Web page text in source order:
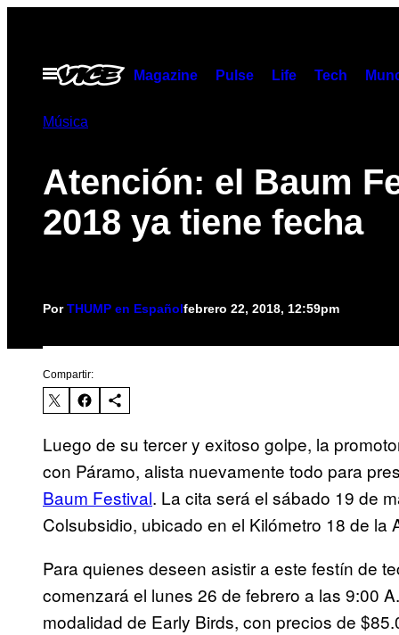
contenido
Abrir
Menú
Magazine Pulse Life Tech
Música
Atención: el Baum
2018 ya tiene fecha
PorTHUMP en Españolfebrero 22, 2018, 12:59pm
Compartir:
Luego de su tercer y exitoso golpe, la
con Páramo, alista nuevamente todo para
Baum Festival. La cita será el sábado 19 de
Colsubsidio, ubicado en el Kilómetro 18 de la
Para quienes deseen asistir a este festín de
comenzará el lunes 26 de febrero a las 9:00
modalidad de Early Birds, con precios de